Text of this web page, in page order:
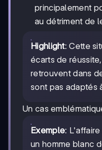
principalement
au détriment de
Highlight: Cette
écarts de
retrouvent dans
sont pas adaptés
Un cas
Exemple:
un homme blanc